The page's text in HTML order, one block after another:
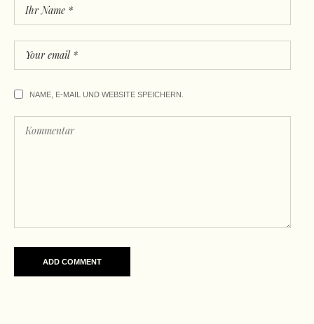
NAME, E-MAIL UND WEBSITE SPEICHERN.